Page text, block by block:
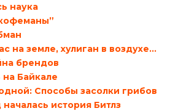
наука
на земле, хулиган в воздухе…
брендов
Байкале
Способы засолки грибов
история Битлз